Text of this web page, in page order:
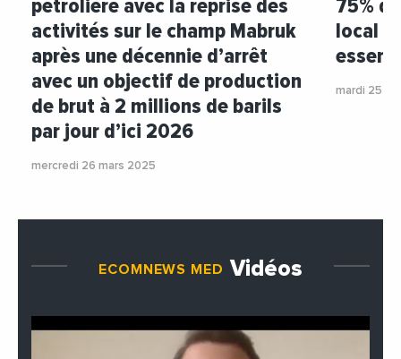
pétrolière avec la reprise des
activités sur le champ Mabruk
après une décennie d’arrêt
avec un objectif de production
de brut à 2 millions de barils
par jour d’ici 2026
mercredi 26 mars 2025
75%
local
mardi 25
ECOMNEWS MED Vidéos